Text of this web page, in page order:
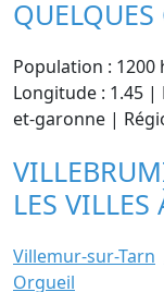
QUELQUES
Population : 1200
Longitude : 1.45 |
et-garonne |
LES
Villemur-sur-Tarn
Orgueil